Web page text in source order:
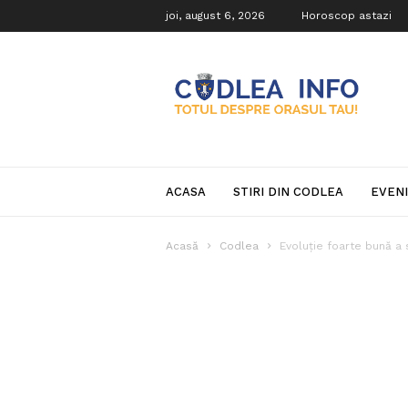
joi, august 6, 2026 Horoscop astazi
Info
ACASA STIRI DIN CODLEA
Acasă Codlea Evoluție foarte bună a